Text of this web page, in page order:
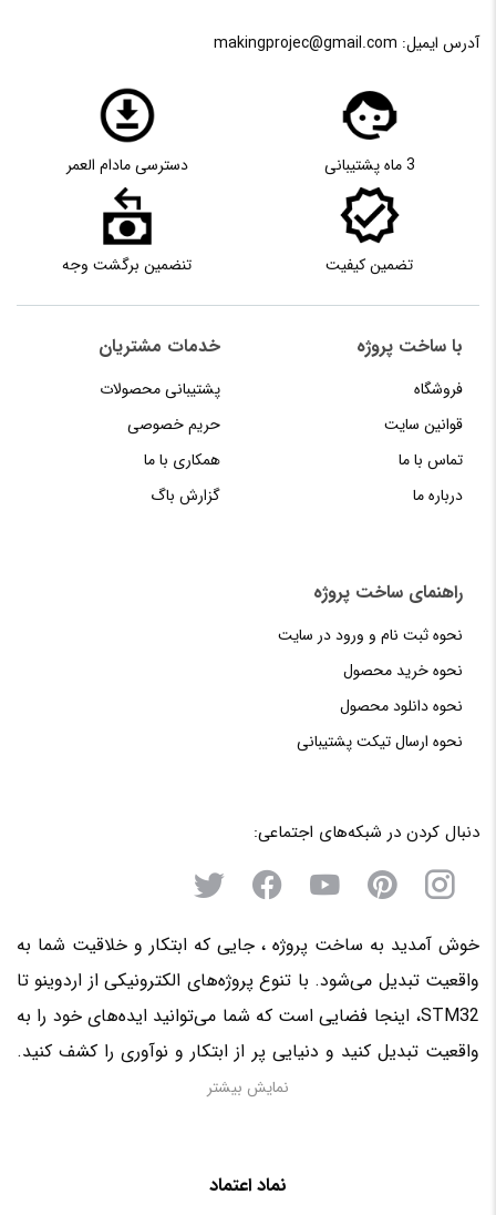
آدرس ایمیل: makingprojec@gmail.com
3 ماه پشتیبانی دسترسی مادام العمر
تضمین کیفیت تنضمین برگشت وجه
با ساخت پروژه
فروشگاه
قوانین سایت
تماس با ما
درباره ما
خدمات مشتریان
پشتیبانی محصولات
حریم خصوصی
همکاری با ما
گزارش باگ
راهنمای‌‌ ساخت‌ پروژه
نحوه‌ ثبت‌ نام و ورود در سایت
نحوه خرید محصول
نحوه دانلود محصول
نحوه‌ ارسال‌ تیکت‌ پشتیبانی
دنبال کردن در شبکه‌های اجتماعی:
خوش آمدید به ساخت پروژه ، جایی که ابتکار و خلاقیت شما به
واقعیت تبدیل می‌شود. با تنوع پروژه‌های الکترونیکی از اردوینو تا
STM32، اینجا فضایی است که شما می‌توانید ایده‌های خود را به
واقعیت تبدیل کنید و دنیایی پر از ابتکار و نوآوری را کشف کنید.
منتظر حضور فعال شما در این سرزمین الکترونیکی هستیم!
نمایش بیشتر
نماد اعتماد